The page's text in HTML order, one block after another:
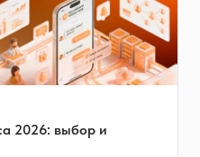
2026: выбор и